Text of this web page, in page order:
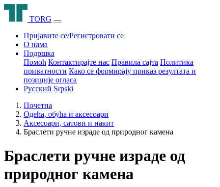
TORG
Пријавите се/Регистровати се
О нама
Подршка
Помоћ Контактирајте нас Правила сајта Политика
приватности Како се формирају приказ резултата и
позиције огласа
Русский Srpski
Почетна
Одећа, обућа и аксесоари
Аксесоари, сатови и накит
Браслети ручне израде од природног камена
Браслети ручне израде од
природног камена